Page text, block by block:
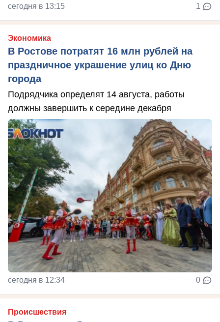
сегодня в 13:15 1
Экономика
В Ростове потратят 16 млн рублей на
праздничное украшение улиц ко Дню
города
Подрядчика определят 14 августа, работы
должны завершить к середине декабря
сегодня в 12:34 0
Происшествия